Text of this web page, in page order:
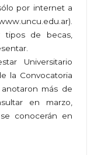
por internet a
tipos de becas,
Universitario
la Convocatoria
más de
en marzo,
conocerán en